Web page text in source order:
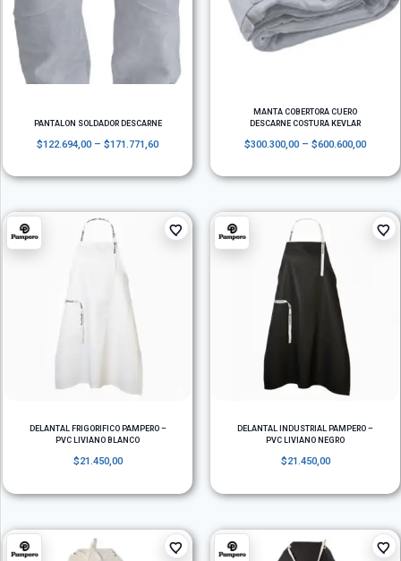
PANTALON SOLDADOR DESCARNE
$122.694,00 – $171.771,60
MANTA COBERTORA CUERO
DESCARNE COSTURA KEVLAR
$300.300,00 – $600.600,00
DELANTAL FRIGORIFICO PAMPERO –
PVC LIVIANO BLANCO
$21.450,00
DELANTAL INDUSTRIAL PAMPERO –
PVC LIVIANO NEGRO
$21.450,00